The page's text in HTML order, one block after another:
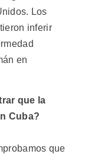
Los
inferir
en
que la
Cuba?
que